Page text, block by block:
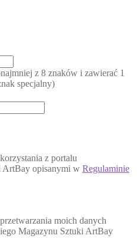
z 8 znaków i zawierać 1
specjalny)
z portalu
ArtBay opisanymi w Regulaminie
moich danych
Magazynu Sztuki ArtBay